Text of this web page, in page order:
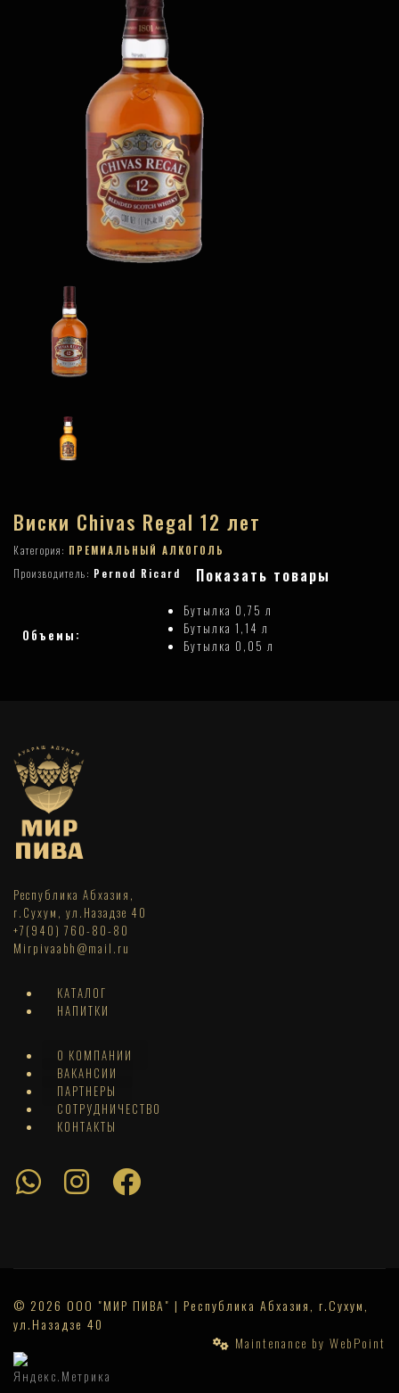
Виски Chivas Regal 12 лет
Категория: ПРЕМИАЛЬНЫЙ АЛКОГОЛЬ
Производитель: Pernod Ricard Показать товары
Объемы:
Бутылка 0,75 л
Бутылка 1,14 л
Бутылка 0,05 л
Республика Абхазия,
г.Сухум, ул.Назадзе 40
+7(940) 760-80-80
Mirpivaabh@mail.ru
КАТАЛОГ
НАПИТКИ
О КОМПАНИИ
ВАКАНСИИ
ПАРТНЕРЫ
СОТРУДНИЧЕСТВО
КОНТАКТЫ
© 2026 ООО "МИР ПИВА" | Республика Абхазия, г.Сухум,
ул.Назадзе 40
Maintenance by WebPoint